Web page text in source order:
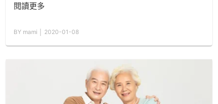
閱讀更多
BY mami │ 2020-01-08